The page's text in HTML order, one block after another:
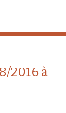
2016 à